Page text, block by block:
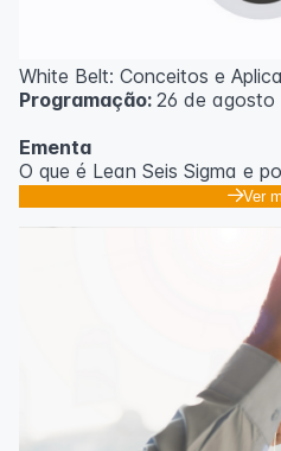
White Belt: Conceitos e
Programação: 26 de agosto
Ementa
O que é Lean Seis Sigma e
eficientes do mundo usam;
Introdução ao DMAIC: o
Ferramentas essenciais: 5
Casos práticos de melhoria
administrativos e
Próximos passos na
Ver